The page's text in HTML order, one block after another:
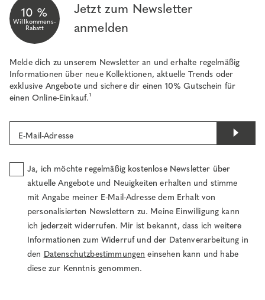
10 %
Willkommens-
Rabatt
Jetzt zum Newsletter
anmelden
Melde dich zu unserem Newsletter an und erhalte regelmäßig
Informationen über neue Kollektionen, aktuelle Trends oder
exklusive Angebote und sichere dir einen 10% Gutschein für
einen Online-Einkauf.¹
E-Mail-Adresse
Ja, ich möchte regelmäßig kostenlose Newsletter über
aktuelle Angebote und Neuigkeiten erhalten und stimme
mit Angabe meiner E-Mail-Adresse dem Erhalt von
personalisierten Newslettern zu. Meine Einwilligung kann
ich jederzeit widerrufen. Mir ist bekannt, dass ich weitere
Informationen zum Widerruf und der Datenverarbeitung in
den Datenschutzbestimmungen einsehen kann und habe
diese zur Kenntnis genommen.